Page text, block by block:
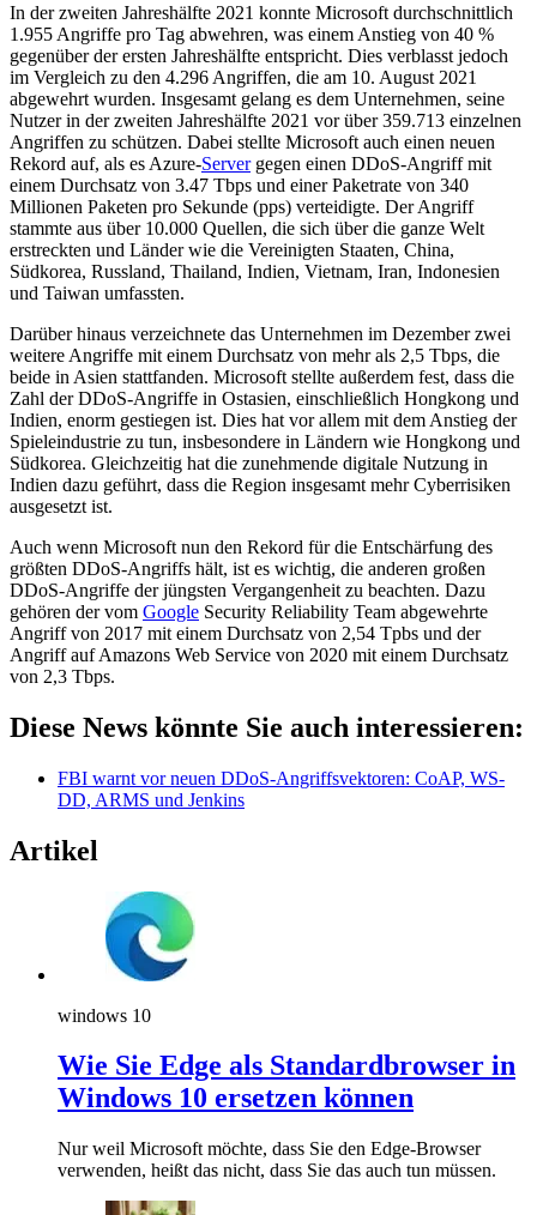
In der zweiten Jahreshälfte 2021 konnte Microsoft durchschnittlich
1.955 Angriffe pro Tag abwehren, was einem Anstieg von 40 %
gegenüber der ersten Jahreshälfte entspricht. Dies verblasst jedoch
im Vergleich zu den 4.296 Angriffen, die am 10. August 2021
abgewehrt wurden. Insgesamt gelang es dem Unternehmen, seine
Nutzer in der zweiten Jahreshälfte 2021 vor über 359.713 einzelnen
Angriffen zu schützen. Dabei stellte Microsoft auch einen neuen
Rekord auf, als es Azure-Servergegen einen DDoS-Angriff mit
einem Durchsatz von 3.47 Tbps und einer Paketrate von 340
Millionen Paketen pro Sekunde (pps) verteidigte. Der Angriff
stammte aus über 10.000 Quellen, die sich über die ganze Welt
erstreckten und Länder wie die Vereinigten Staaten, China,
Südkorea, Russland, Thailand, Indien, Vietnam, Iran, Indonesien
und Taiwan umfassten.
Darüber hinaus verzeichnete das Unternehmen im Dezember zwei
weitere Angriffe mit einem Durchsatz von mehr als 2,5 Tbps, die
beide in Asien stattfanden. Microsoft stellte außerdem fest, dass die
Zahl der DDoS-Angriffe in Ostasien, einschließlich Hongkong und
Indien, enorm gestiegen ist. Dies hat vor allem mit dem Anstieg der
Spieleindustrie zu tun, insbesondere in Ländern wie Hongkong und
Südkorea. Gleichzeitig hat die zunehmende digitale Nutzung in
Indien dazu geführt, dass die Region insgesamt mehr Cyberrisiken
ausgesetzt ist.
Auch wenn Microsoft nun den Rekord für die Entschärfung des
größten DDoS-Angriffs hält, ist es wichtig, die anderen großen
DDoS-Angriffe der jüngsten Vergangenheit zu beachten. Dazu
gehören der vom Google Security Reliability Team abgewehrte
Angriff von 2017 mit einem Durchsatz von 2,54 Tpbs und der
Angriff auf Amazons Web Service von 2020 mit einem Durchsatz
von 2,3 Tbps.
Diese News könnte Sie auch interessieren:
FBI warnt vor neuen DDoS-Angriffsvektoren: CoAP, WS-
DD, ARMS und Jenkins
Artikel
windows 10
Wie Sie Edge als Standardbrowser in
Windows 10 ersetzen können
Nur weil Microsoft möchte, dass Sie den Edge-Browser
verwenden, heißt das nicht, dass Sie das auch tun müssen.